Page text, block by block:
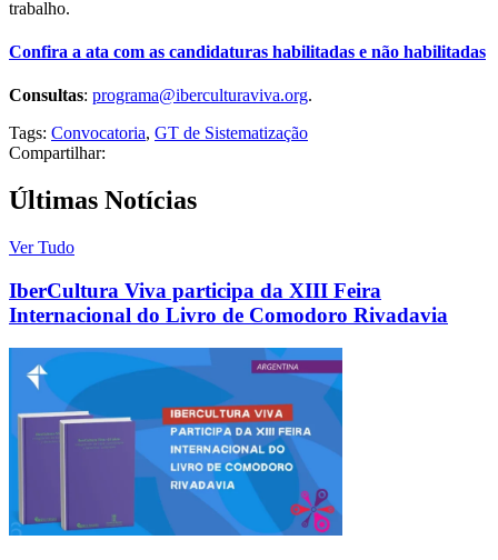
trabalho.
Confira a ata com as candidaturas habilitadas e não habilitadas
Consultas: programa@iberculturaviva.org.
Tags: Convocatoria, GT de Sistematização
Compartilhar:
Últimas Notícias
Ver Tudo
IberCultura Viva participa da XIII Feira
Internacional do Livro de Comodoro Rivadavia